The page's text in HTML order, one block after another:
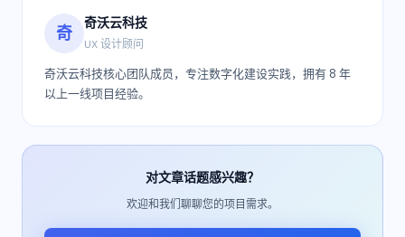
奇 奇沃云科技
UX 设计顾问
奇沃云科技核心团队成员，专注数字化建设实践，拥有 8 年
以上一线项目经验。
对文章话题感兴趣？
欢迎和我们聊聊您的项目需求。